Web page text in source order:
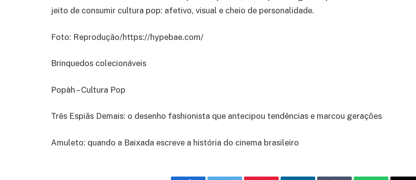
jeito de consumir cultura pop: afetivo, visual e cheio de personalidade.
Foto: Reprodução/https://hypebae.com/
Brinquedos colecionáveis
Popàh – Cultura Pop
Três Espiãs Demais: o desenho fashionista que antecipou tendências e marcou gerações
Amuleto: quando a Baixada escreve a história do cinema brasileiro